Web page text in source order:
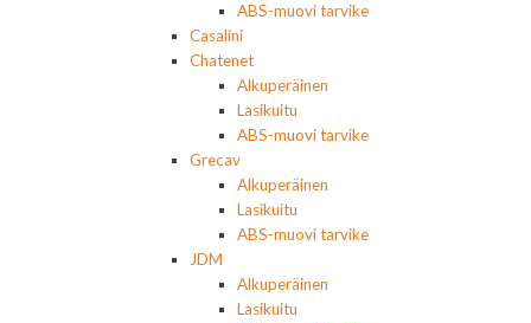
ABS-muovi tarvike
Casalini
Chatenet
Alkuperäinen
Lasikuitu
ABS-muovi tarvike
Grecav
Alkuperäinen
Lasikuitu
ABS-muovi tarvike
JDM
Alkuperäinen
Lasikuitu